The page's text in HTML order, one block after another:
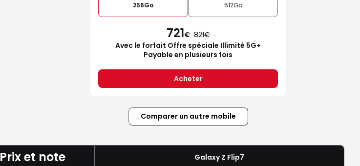
256Go 512Go
721€ 821
Avec le forfait Offre spéciale Illimité 5G+
Payable en plusieurs fois
Acheter
Comparer un autre mobile
Prix et note Galaxy Z Flip7